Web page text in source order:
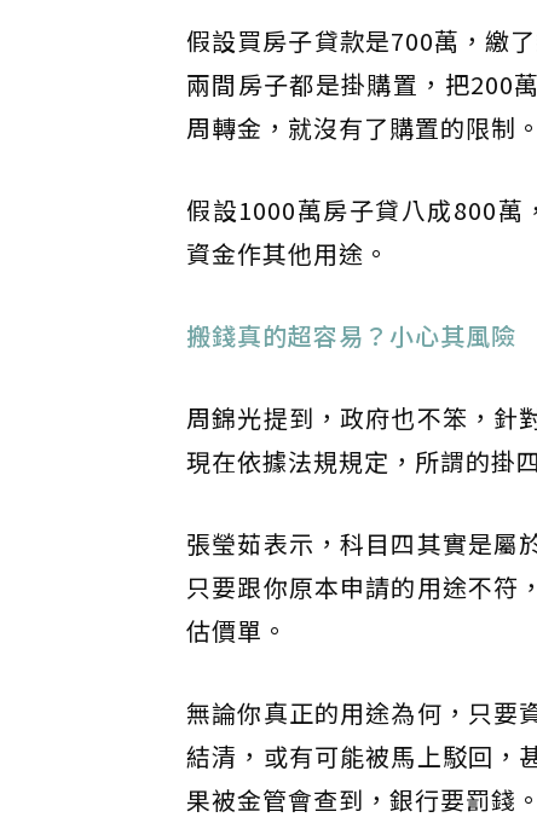
假設買房子貸款是700萬，繳
兩間房子都是掛購置，把200
周轉金，就沒有了購置的限制。
假設1000萬房子貸八成800萬
資金作其他用途。
搬錢真的超容易？小心其風險
周錦光提到，政府也不笨，針
現在依據法規規定，所謂的掛
張瑩茹表示，科目四其實是屬
只要跟你原本申請的用途不符
估價單。
無論你真正的用途為何，只要
結清，或有可能被馬上駁回，
果被金管會查到，銀行要罰錢。